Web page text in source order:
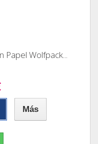
Wolfpack...
Más